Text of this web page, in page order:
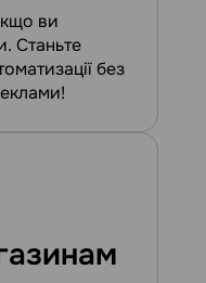
ви
Станьте
без